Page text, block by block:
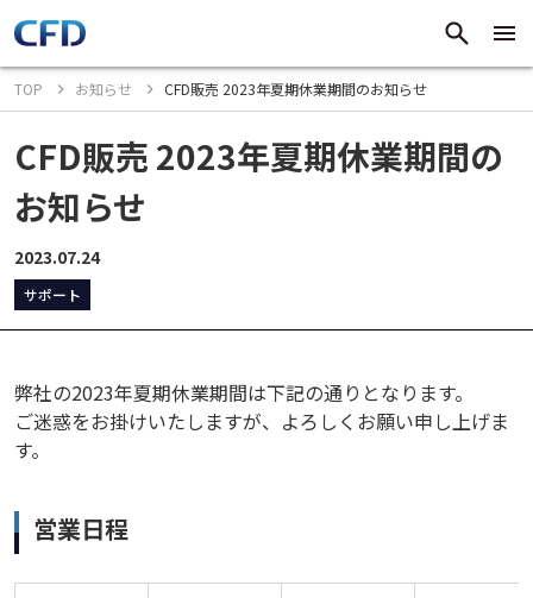
TOP お知らせ CFD販売 2023年夏期休業期間のお知らせ
CFD販売 2023年夏期休業期間の
お知らせ
2023.07.24
サポート
弊社の2023年夏期休業期間は下記の通りとなります。
ご迷惑をお掛けいたしますが、よろしくお願い申し上げま
す。
営業日程